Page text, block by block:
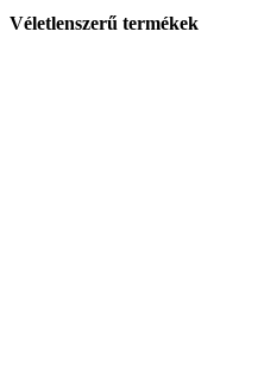
Véletlenszerű termékek